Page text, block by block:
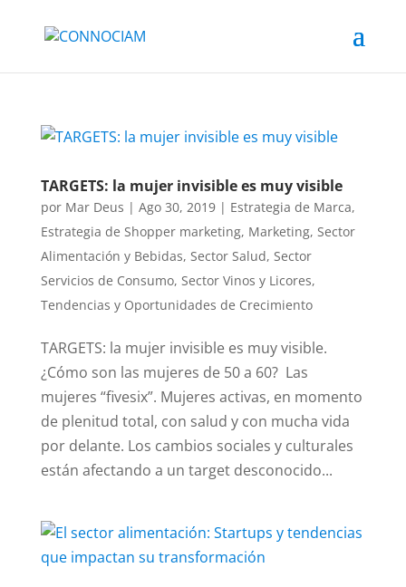
TARGETS: la mujer invisible es muy visible
por Mar Deus | Ago 30, 2019| Estrategia de Marca,
Estrategia de Shopper marketing, Marketing, Sector
Alimentación y Bebidas, Sector Salud, Sector
Servicios de Consumo, Sector Vinos y Licores,
Tendencias y Oportunidades de Crecimiento
TARGETS: la mujer invisible es muy visible.
¿Cómo son las mujeres de 50 a 60? Las
mujeres “fivesix”. Mujeres activas, en momento
de plenitud total, con salud y con mucha vida
por delante. Los cambios sociales y culturales
están afectando a un target desconocido...